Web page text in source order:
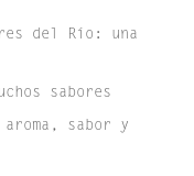
del Río: una
sabores
sabor y